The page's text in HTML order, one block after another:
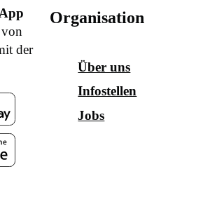
von
der
Organisation
Über uns
Infostellen
Jobs